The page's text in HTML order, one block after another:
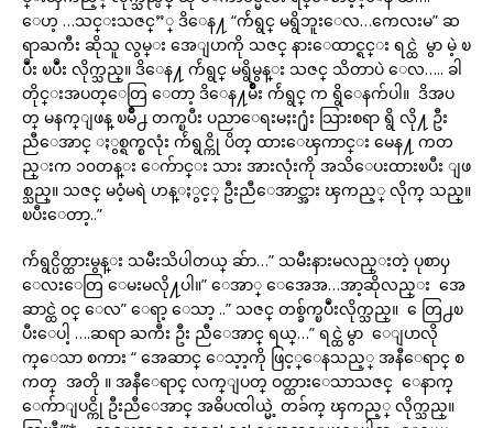
ေဟ့ …သင္းသဇင္”္ ဒိေန႔ “က်ဴရွင္ မရွိဘူးေလ…ကေလးမ” ဆ
ရာႀကီး ဆိုသူ လွမ္း အေျပာကို သဇင္ နားေထာင္ရင္း ရင္ထဲ မွာ မဲ့ ၿ
ပဳံး ၿပဳံး လိုက္သည္။ ဒိေန႔ က်ဴရွင္ မရွိမွန္း သဇင္ သိတာပဲ ေလ….. ခါ
တိုင္းအပတ္ေတြ ေတာ့ ဒိေန႔မ်ိဳး က်ဴရွင္ က ရွိေနက်ပါ။ ဒိအပ
တ္ မနက္ျဖန္ ၿမိဳ႕ တက္ၿပီး ပညာေရးမႈး႐ုံး သြားစရာ ရွိ လို႔ ဦး
ညီေအာင္ ႏွစ္ရက္စလုံး က်ဴရွင္ကို ပိတ္ ထားေၾကာင္း မေန႔ ကတ
ည္းက ၁၀တန္း ေက်ာင္း သား အားလုံးကို အသိေပးထားၿပီး ျဖ
စ္သည္။ သဇင္ မဝံ့မရဲ ဟန္ႏွင့္ ဦးညီေအာင္အား ၾကည့္ လိုက္ သည္။
ၿပီးေတာ့..”
က်ဴရွင္ပိတ္ထားမွန္း သမီးသိပါတယ္ ဆ်ာ…” သမီးနားမလည္းတဲ့ ပုစာၦ
ေလးေတြ ေမးမလို႔ပါ။” ေအာ္ ေအေအ…အာ့ဆိုလည္း အေ
ဆာင္ထဲ ဝင္ ေလ” ေရာ့ ေသာ့ ..” သဇင္ တစ္ခ်က္ၿပဳံးလိုက္သည္။ ေတြ႕ၿ
ပီးေပါ့ ….ဆရာ ႀကီး ဦး ညီေအာင္ ရယ္…” ရင္ထဲ မွာ ေျပာလို
က္ေသာ စကား “ အေဆာင္ ေသ့ာ့ကို ဖြင့္ေနသည့္ အနီေရာင္ စ
ကတ္ အတို ။ အနီေရာင္ လက္ျပတ္ ဝတ္ထားေသာသဇင္ ေနာက္
ေက်ာျပင္ကို ဦးညီေအာင္ အဓိပၸါယ္မဲ့ တခ်က္ ၾကည့္ လိုက္သည္။